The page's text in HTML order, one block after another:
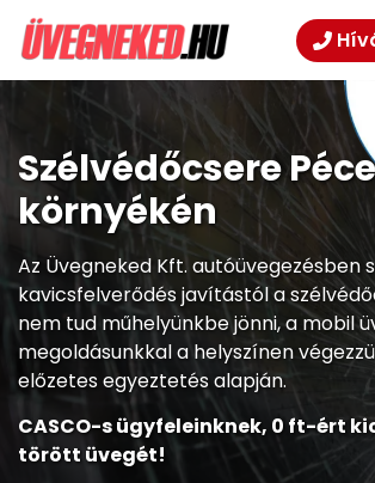
Szélvédőcsere
környékén
Az Üvegneked Kft. autóüvegezésben
kavicsfelverődés javítástól a
nem tud műhelyünkbe jönni, a mobil
megoldásunkkal a helyszínen
előzetes egyeztetés alapján.
CASCO-s ügyfeleinknek, 0 ft-ért
törött üvegét!